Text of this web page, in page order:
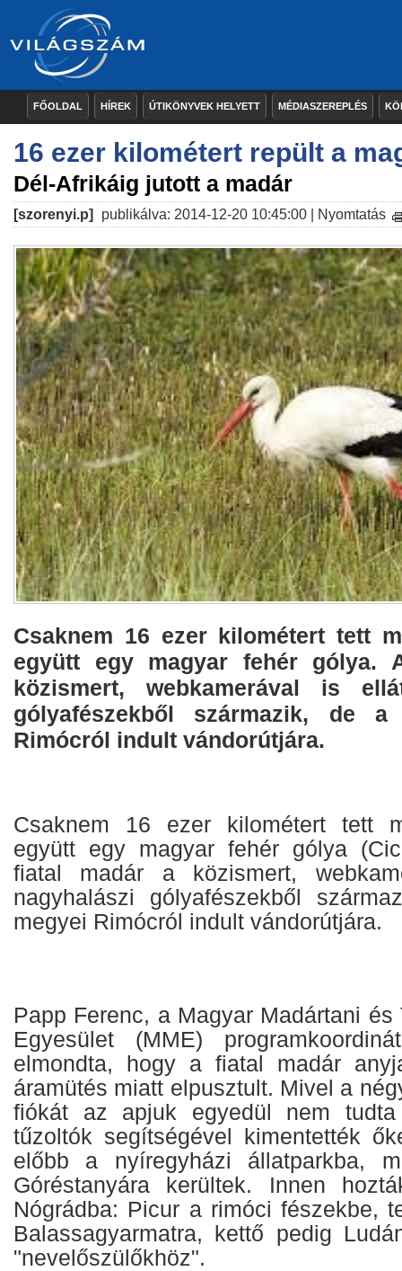
FŐOLDAL HÍREK ÚTIKÖNYVEK HELYETT MÉDIASZEREPLÉS
16 ezer kilométert repült a
Dél-Afrikáig jutott a madár
[szorenyi.p] publikálva: 2014-12-20 10:45:00 | Nyomtatás
Csaknem 16 ezer kilométert tett
együtt egy magyar fehér gólya.
közismert, webkamerával is
gólyafészekből származik, de a
Rimócról indult vándorútjára.
Csaknem 16 ezer kilométert tett
együtt egy magyar fehér gólya
fiatal madár a közismert,
nagyhalászi gólyafészekből
megyei Rimócról indult vándorútjára.
Papp Ferenc, a Magyar Madártani és
Egyesület (MME)
elmondta, hogy a fiatal madár
áramütés miatt elpusztult. Mivel a
fiókát az apjuk egyedül nem
tűzoltók segítségével kimentették
előbb a nyíregyházi állatparkba,
Góréstanyára kerültek. Innen
Nógrádba: Picur a rimóci fészekbe,
Balassagyarmatra, kettő pedig
"nevelőszülőkhöz".